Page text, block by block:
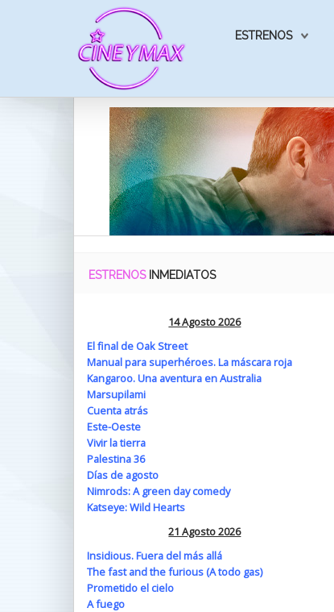
ESTRENOS
ESTRENOS INMEDIATOS
14 Agosto 2026
El final de Oak Street
Manual para superhéroes. La máscara roja
Kangaroo. Una aventura en Australia
Marsupilami
Cuenta atrás
Este-Oeste
Vivir la tierra
Palestina 36
Días de agosto
Nimrods: A green day comedy
Katseye: Wild Hearts
21 Agosto 2026
Insidious. Fuera del más allá
The fast and the furious (A todo gas)
Prometido el cielo
A fuego